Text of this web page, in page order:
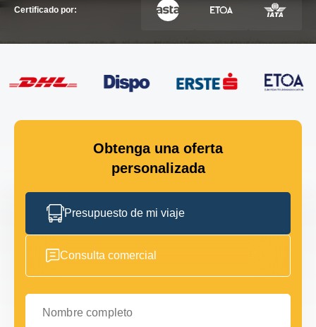
Certificado por:
Obtenga una oferta
personalizada
Presupuesto de mi viaje
Consulta comercial
Nombre completo